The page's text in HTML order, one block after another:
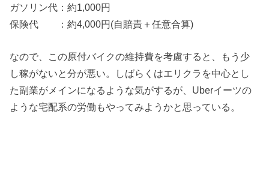
ガソリン代：約1,000円
保険代 ：約4,000円(自賠責＋任意合算)
なので、この原付バイクの維持費を考慮すると、もう少
し稼がないと分が悪い。しばらくはエリクラを中心とし
た副業がメインになるような気がするが、Uberイーツの
ような宅配系の労働もやってみようかと思っている。